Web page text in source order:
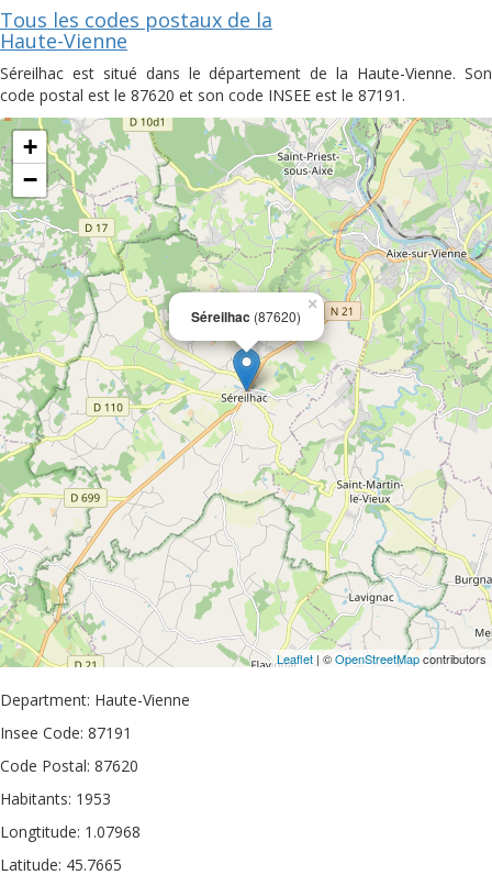
Tous les codes postaux de la
Haute-Vienne
Séreilhac est situé dans le département de la Haute-Vienne. Son
code postal est le 87620 et son code INSEE est le 87191.
Séreilhac (87620)
×
+
−
Leaflet | ©OpenStreetMapcontributors
Department: Haute-Vienne
Insee Code: 87191
Code Postal: 87620
Habitants: 1953
Longtitude: 1.07968
Latitude: 45.7665